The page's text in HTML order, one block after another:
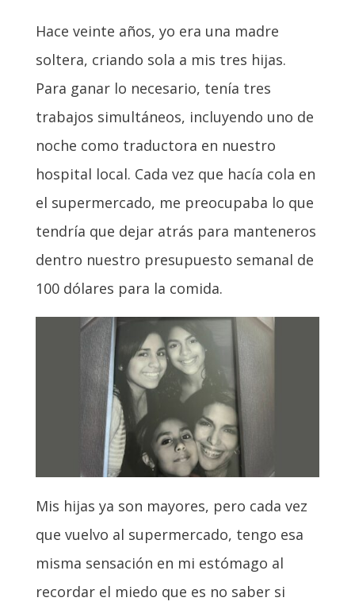
Hace veinte años, yo era una madre
soltera, criando sola a mis tres hijas.
Para ganar lo necesario, tenía tres
trabajos simultáneos, incluyendo uno de
noche como traductora en nuestro
hospital local. Cada vez que hacía cola en
el supermercado, me preocupaba lo que
tendría que dejar atrás para manteneros
dentro nuestro presupuesto semanal de
100 dólares para la comida.
Mis hijas ya son mayores, pero cada vez
que vuelvo al supermercado, tengo esa
misma sensación en mi estómago al
recordar el miedo que es no saber si